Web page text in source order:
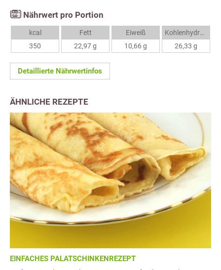
Nährwert pro Portion
kcal
350
Fett
22,97 g
Eiweiß
10,66 g
Kohlenhydrate
26,33 g
Detaillierte Nährwertinfos
ÄHNLICHE REZEPTE
EINFACHES PALATSCHINKENREZEPT